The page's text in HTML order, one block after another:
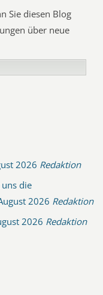
Sie diesen Blog
über neue
2026 Redaktion
die
2026 Redaktion
2026 Redaktion